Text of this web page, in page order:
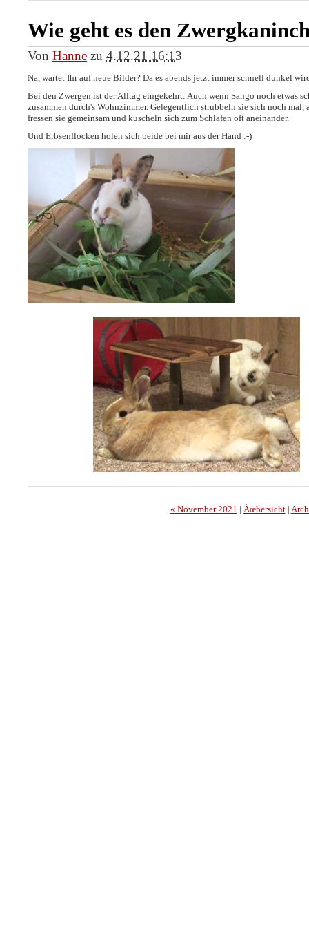
Wie geht es den
Von Hanne zu 4.12.21 16:13
Na, wartet Ihr auf neue Bilder? Da es abends jetzt immer schnell dunkel
Bei den Zwergen ist der Alltag eingekehrt: Auch wenn Sango noch etwas
zusammen durch's Wohnzimmer. Gelegentlich strubbeln sie sich noch
fressen sie gemeinsam und kuscheln sich zum Schlafen oft aneinander.
Und Erbsenflocken holen sich beide bei mir aus der Hand :-)
« November 2021 | Ãœbersicht|